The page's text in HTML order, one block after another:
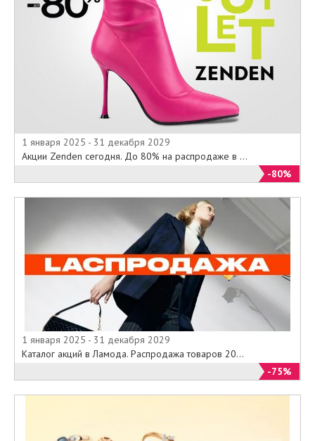
1 января 2025 - 31 декабря 2029
Акции Zenden сегодня. До 80% на распродаже в ...
-80%
1 января 2025 - 31 декабря 2029
Каталог акций в Ламода. Распродажа товаров 20...
-75%